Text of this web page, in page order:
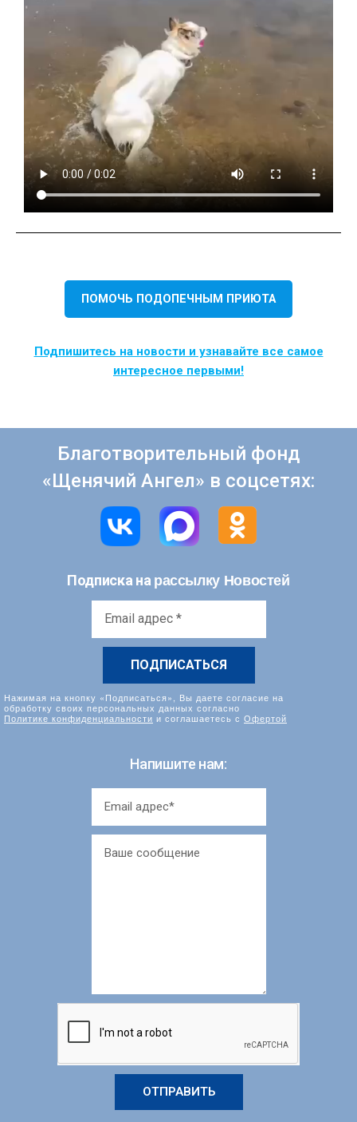
ПОМОЧЬ ПОДОПЕЧНЫМ ПРИЮТА
Подпишитесь на новости и узнавайте все самое
интересное первыми!
Благотворительный фонд
«Щенячий Ангел» в соцсетях:
Подписка на рассылку Новостей
Нажимая на кнопку «Подписаться», Вы даете согласие на
обработку своих персональных данных согласно
Политике конфиденциальности и соглашаетесь с Офертой
Напишите нам:
ОТПРАВИТЬ